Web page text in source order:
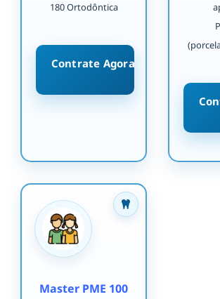
180 Ortodôntica
Contrate Agora
Master PME 100